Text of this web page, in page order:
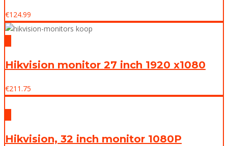
€124.99
Hikvision monitor 27 inch 1920 x1080
€211.75
Hikvision, 32 inch monitor 1080P